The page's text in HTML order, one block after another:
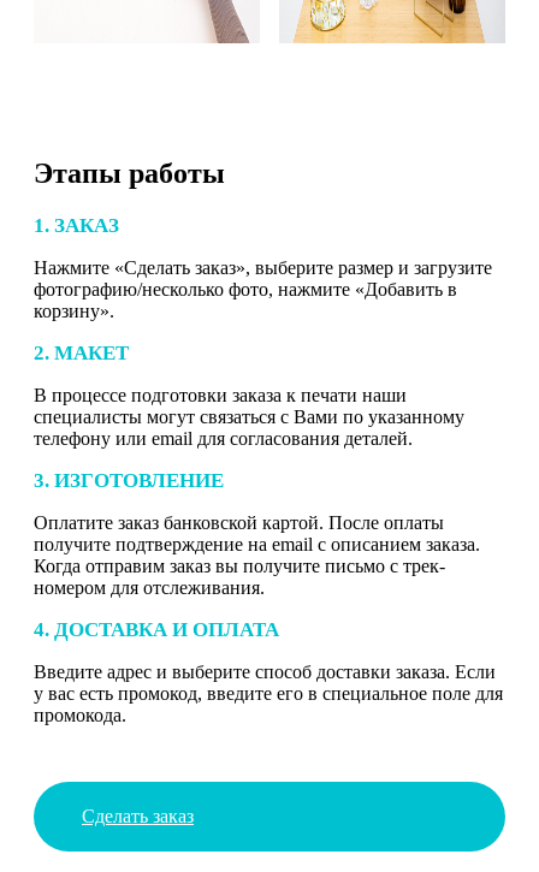
Этапы работы
1. ЗАКАЗ
Нажмите «Сделать заказ», выберите размер и загрузите
фотографию/несколько фото, нажмите «Добавить в
корзину».
2. МАКЕТ
В процессе подготовки заказа к печати наши
специалисты могут связаться с Вами по указанному
телефону или email для согласования деталей.
3. ИЗГОТОВЛЕНИЕ
Оплатите заказ банковской картой. После оплаты
получите подтверждение на email с описанием заказа.
Когда отправим заказ вы получите письмо с трек-
номером для отслеживания.
4. ДОСТАВКА И ОПЛАТА
Введите адрес и выберите способ доставки заказа. Если
у вас есть промокод, введите его в специальное поле для
промокода.
Сделать заказ